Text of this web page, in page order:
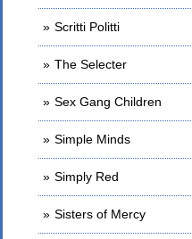
Scritti Politti
The Selecter
Sex Gang Children
Simple Minds
Simply Red
Sisters of Mercy